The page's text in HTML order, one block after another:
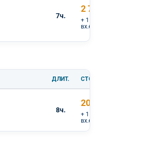
7ч.
2 700 ₽
+ 1 000 ₽
вх.билеты
ДЛИТ. СТОИМОСТЬ
8ч.
20 000 ₽
+ 1 000 ₽
вх.билеты